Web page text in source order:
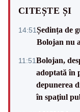
CITEȘTE ȘI
14:51Ședința de
Bolojan nu
11:51Bolojan,
adoptată în
depunerea
în spaţiul